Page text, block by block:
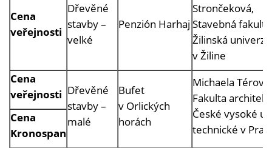
Cena
veřejnosti
Dřevěné
stavby –
velké
Penzión Harhaj
Strončeková,
Stavebná
Žilinská
v Žiline
Cena
veřejnosti Dřevěné
stavby –
malé
Bufet
v Orlických
horách
Michaela Térová,
Fakulta
České vysoké
technické v
Cena
Kronospan